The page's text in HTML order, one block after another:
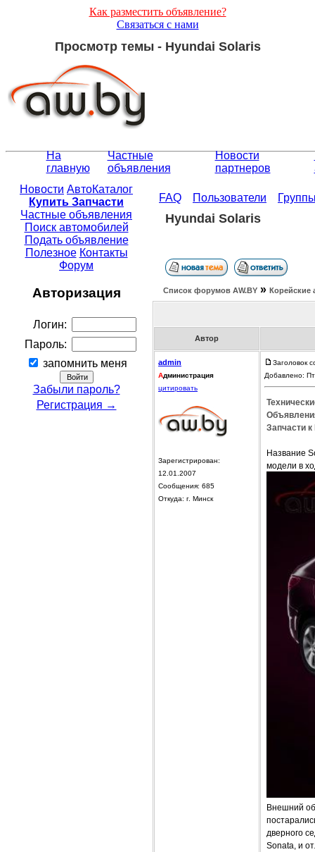
Как разместить объявление?
Связаться с нами
Просмотр темы - Hyundai Solaris
На
главную
Частные
объявления
Новости
партнеров
Новости АвтоКаталог
Купить Запчасти
Частные объявления
Поиск автомобилей
Подать объявление
Полезное Контакты
Форум
Авторизация
Логин:
Пароль:
запомнить меня
Забыли пароль?
Регистрация →
FAQ Пользователи
Hyundai Solaris
Список форумов АW.BY » Корейские
Автор
admin
Администрация
цитировать
Зарегистрирован:
12.01.2007
Сообщения: 685
Откуда: г. Минск
Заголовок
Добавлено:
Запчасти
Название
модели в
Внешний
дверного
Sonata, и